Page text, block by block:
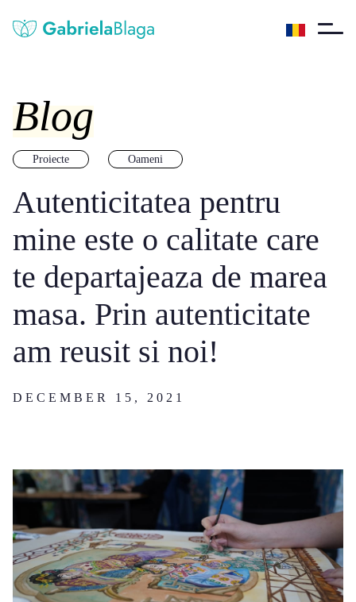
Blog
Proiecte Oameni
Autenticitatea pentru
mine este o calitate care
te departajeaza de marea
masa. Prin autenticitate
am reusit si noi!
DECEMBER 15, 2021